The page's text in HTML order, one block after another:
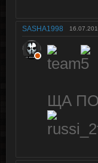
SASHA1998
ЩА